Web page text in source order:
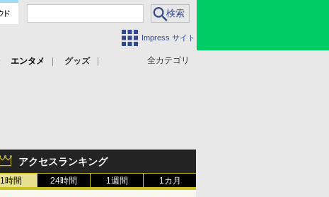
Impress サイト
全カテゴリ
エンタメ
グッズ
アクセスランキング
1時間 24時間 1週間 1カ月